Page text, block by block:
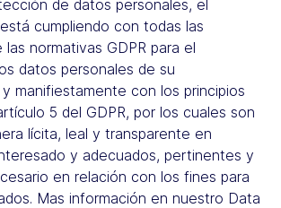
de datos personales, el
está cumpliendo con todas las
normativas GDPR para el
datos personales de su
manifiestamente con los principios
5 del GDPR, por los cuales son
lícita, leal y transparente en
y adecuados, pertinentes y
en relación con los fines para
Mas información en nuestro Data